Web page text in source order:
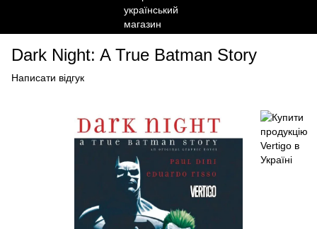
Dark Night: A True Batman Story
Написати відгук